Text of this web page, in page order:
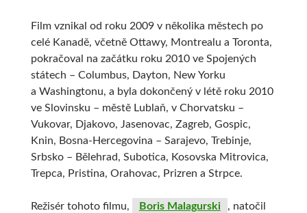
Film vznikal od roku 2009 v několika městech po
celé Kanadě, včetně Ottawy, Montrealu a Toronta,
pokračoval na začátku roku 2010 ve Spojených
státech – Columbus, Dayton, New Yorku
a Washingtonu, a byla dokončený v létě roku 2010
ve Slovinsku – městě Lublaň, v Chorvatsku –
Vukovar, Djakovo, Jasenovac, Zagreb, Gospic,
Knin, Bosna-Hercegovina – Sarajevo, Trebinje,
Srbsko – Bělehrad, Subotica, Kosovska Mitrovica,
Trepca, Pristina, Orahovac, Prizren a Strpce.
Režisér tohoto filmu, Boris Malagurski
, natočil